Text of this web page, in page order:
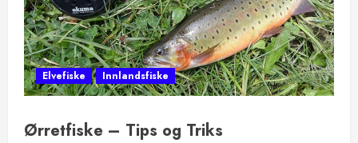
Elvefiske Innlandsfiske
Ørretfiske – Tips og Triks